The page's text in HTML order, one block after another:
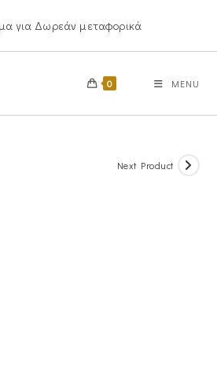
για Δωρεάν μεταφορικά
0 MENU
Next Product